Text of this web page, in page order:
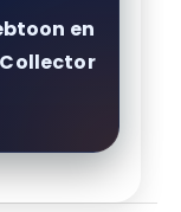
en